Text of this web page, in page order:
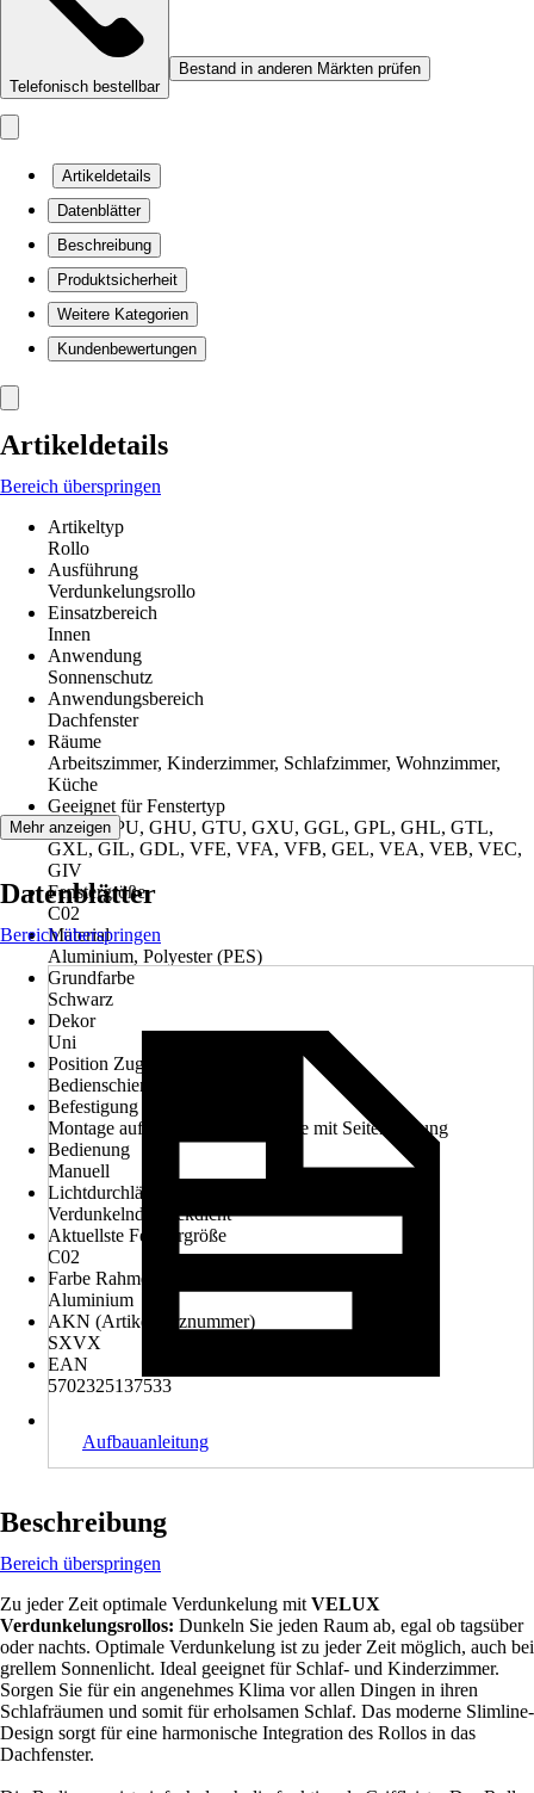
Telefonisch bestellbar
Bestand in anderen Märkten prüfen
Artikeldetails
Datenblätter
Beschreibung
Produktsicherheit
Weitere Kategorien
Kundenbewertungen
Artikeldetails
Bereich überspringen
Artikeltyp
Rollo
Ausführung
Verdunkelungsrollo
Einsatzbereich
Innen
Anwendung
Sonnenschutz
Anwendungsbereich
Dachfenster
Räume
Arbeitszimmer, Kinderzimmer, Schlafzimmer, Wohnzimmer,
Küche
Geeignet für Fenstertyp
GGU, GPU, GHU, GTU, GXU, GGL, GPL, GHL, GTL,
GXL, GIL, GDL, VFE, VFA, VFB, GEL, VEA, VEB, VEC,
GIV
Fenstergröße
C02
Material
Aluminium, Polyester (PES)
Grundfarbe
Schwarz
Dekor
Uni
Position Zugvorrichtung
Bedienschiene
Befestigung
Montage auf dem Flügel, Montage mit Seitenführung
Bedienung
Manuell
Lichtdurchlässigkeit
Verdunkelnd, Blickdicht
Aktuellste Fenstergröße
C02
Farbe Rahmen
Aluminium
AKN (Artikelkurznummer)
SXVX
EAN
5702325137533
Mehr anzeigen
Datenblätter
Bereich überspringen
Aufbauanleitung
Beschreibung
Bereich überspringen
Zu jeder Zeit optimale Verdunkelung mit VELUX
Verdunkelungsrollos: Dunkeln Sie jeden Raum ab, egal ob tagsüber
oder nachts. Optimale Verdunkelung ist zu jeder Zeit möglich, auch bei
grellem Sonnenlicht. Ideal geeignet für Schlaf- und Kinderzimmer.
Sorgen Sie für ein angenehmes Klima vor allen Dingen in ihren
Schlafräumen und somit für erholsamen Schlaf. Das moderne Slimline-
Design sorgt für eine harmonische Integration des Rollos in das
Dachfenster.